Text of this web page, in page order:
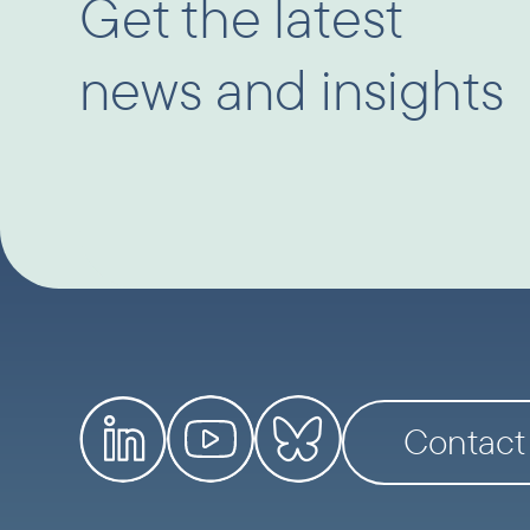
Get the latest
news and insights